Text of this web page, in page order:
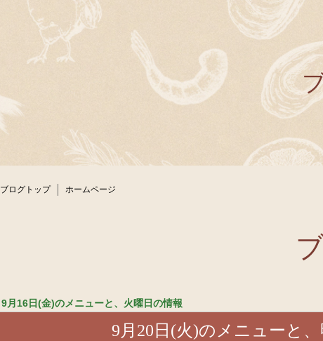
ブログトップ ホームページ
9月16日(金)のメニューと、火曜日の情報
9月20日(火)のメニューと